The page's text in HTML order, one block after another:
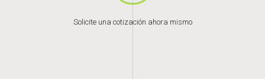
Solicite una cotización ahora mismo